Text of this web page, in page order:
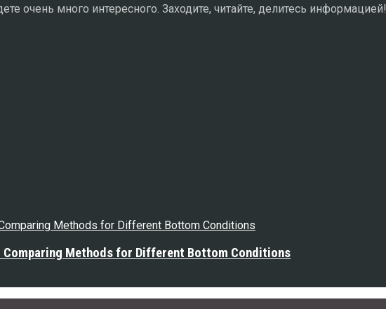
очень много интересного. Заходите, читайте, делитесь информацией!
Comparing Methods for Different Bottom Conditions